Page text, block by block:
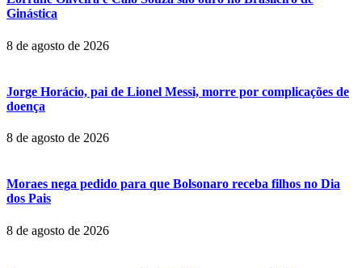
Ginástica
8 de agosto de 2026
Jorge Horácio, pai de Lionel Messi, morre por complicações de
doença
8 de agosto de 2026
Moraes nega pedido para que Bolsonaro receba filhos no Dia
dos Pais
8 de agosto de 2026